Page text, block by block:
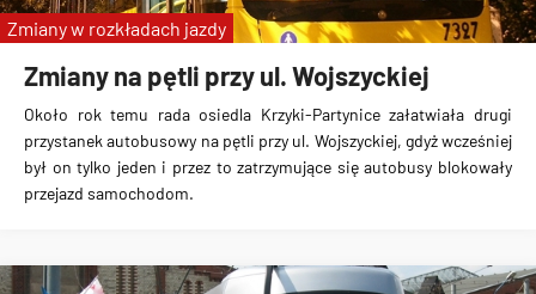
Zmiany na pętli przy ul. Wojszyckiej
Około rok temu rada osiedla Krzyki-Partynice załatwiała drugi
przystanek autobusowy na pętli przy ul. Wojszyckiej, gdyż wcześniej
był on tylko jeden i przez to zatrzymujące się autobusy blokowały
przejazd samochodom.
Zmiany w rozkładach jazdy